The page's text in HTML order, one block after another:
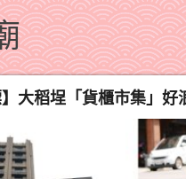
】大稻埕「貨櫃市集」